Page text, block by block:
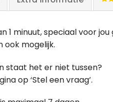
1 minuut, speciaal voor
ook mogelijk.
staat het er niet tussen?
op ‘Stel een vraag’.